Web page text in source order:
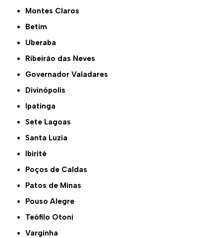
Montes Claros
Betim
Uberaba
Ribeirão das Neves
Governador Valadares
Divinópolis
Ipatinga
Sete Lagoas
Santa Luzia
Ibirité
Poços de Caldas
Patos de Minas
Pouso Alegre
Teófilo Otoni
Varginha